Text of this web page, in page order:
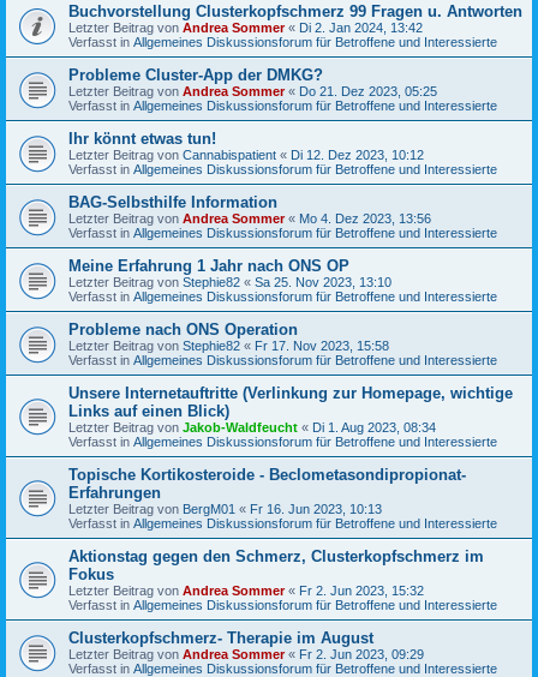
Buchvorstellung Clusterkopfschmerz 99 Fragen u. Antworten
Letzter Beitrag von Andrea Sommer« Di 2. Jan 2024, 13:42
Verfasst in Allgemeines Diskussionsforum für Betroffene und Interessierte
Probleme Cluster-App der DMKG?
Letzter Beitrag von Andrea Sommer« Do 21. Dez 2023, 05:25
Verfasst in Allgemeines Diskussionsforum für Betroffene und Interessierte
Ihr könnt etwas tun!
Letzter Beitrag von Cannabispatient « Di 12. Dez 2023, 10:12
Verfasst in Allgemeines Diskussionsforum für Betroffene und Interessierte
BAG-Selbsthilfe Information
Letzter Beitrag von Andrea Sommer« Mo 4. Dez 2023, 13:56
Verfasst in Allgemeines Diskussionsforum für Betroffene und Interessierte
Meine Erfahrung 1 Jahr nach ONS OP
Letzter Beitrag von Stephie82 « Sa 25. Nov 2023, 13:10
Verfasst in Allgemeines Diskussionsforum für Betroffene und Interessierte
Probleme nach ONS Operation
Letzter Beitrag von Stephie82 « Fr 17. Nov 2023, 15:58
Verfasst in Allgemeines Diskussionsforum für Betroffene und Interessierte
Unsere Internetauftritte (Verlinkung zur Homepage, wichtige
Links auf einen Blick)
Letzter Beitrag von Jakob-Waldfeucht « Di 1. Aug 2023, 08:34
Verfasst in Allgemeines Diskussionsforum für Betroffene und Interessierte
Topische Kortikosteroide - Beclometasondipropionat-
Erfahrungen
Letzter Beitrag von BergM01 « Fr 16. Jun 2023, 10:13
Verfasst in Allgemeines Diskussionsforum für Betroffene und Interessierte
Aktionstag gegen den Schmerz, Clusterkopfschmerz im
Fokus
Letzter Beitrag von Andrea Sommer« Fr 2. Jun 2023, 15:32
Verfasst in Allgemeines Diskussionsforum für Betroffene und Interessierte
Clusterkopfschmerz- Therapie im August
Letzter Beitrag von Andrea Sommer« Fr 2. Jun 2023, 09:29
Verfasst in Allgemeines Diskussionsforum für Betroffene und Interessierte